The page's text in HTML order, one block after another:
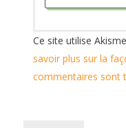
Ce site utilise
savoir plus sur la
commentaires sont